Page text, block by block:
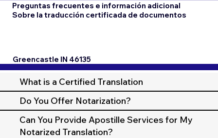
Preguntas frecuentes e información adicional
Sobre la traducción certificada de documentos
Greencastle IN 46135
What is a Certified Translation
Do You Offer Notarization?
Can You Provide Apostille Services for My
Notarized Translation?